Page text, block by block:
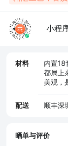
小程
材料
内置18
都属上
美观，
配送 顺丰深
晒单与评价